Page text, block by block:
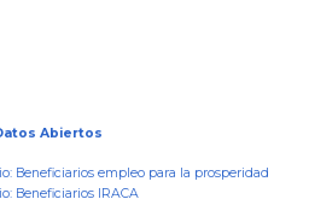
Abiertos
Beneficiarios empleo para la prosperidad
Beneficiarios IRACA